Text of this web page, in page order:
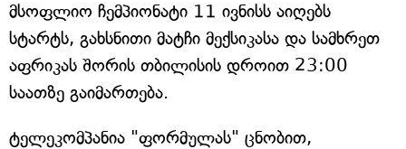
მსოფლიო ჩემპიონატი 11 ივნისს აიღებს
სტარტს, გახსნითი მატჩი მექსიკასა და სამხრეთ
აფრიკას შორის თბილისის დროით 23:00
საათზე გაიმართება.
ტელეკომპანია "ფორმულას" ცნობით,